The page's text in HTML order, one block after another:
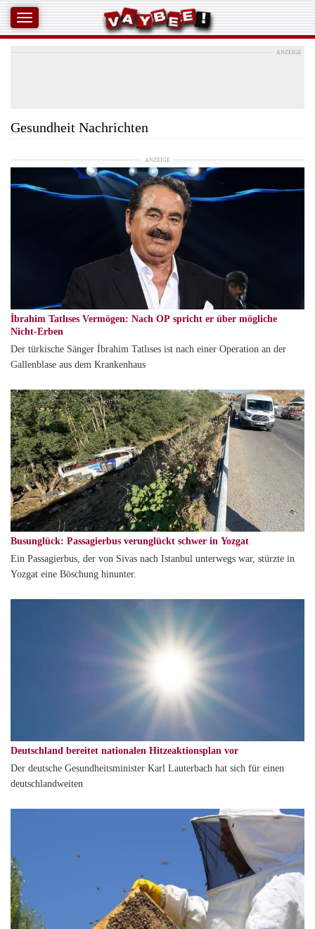
ANZEIGE
Gesundheit Nachrichten
ANZEIGE
İbrahim Tatlıses Vermögen: Nach OP spricht er über mögliche
Nicht-Erben
Der türkische Sänger İbrahim Tatlıses ist nach einer Operation an der
Gallenblase aus dem Krankenhaus
Busunglück: Passagierbus verunglückt schwer in Yozgat
Ein Passagierbus, der von Sivas nach Istanbul unterwegs war, stürzte in
Yozgat eine Böschung hinunter.
Deutschland bereitet nationalen Hitzeaktionsplan vor
Der deutsche Gesundheitsminister Karl Lauterbach hat sich für einen
deutschlandweiten